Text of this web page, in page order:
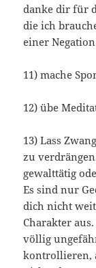
danke dir für
die ich
einer
11) mache
12) übe
13) Lass
zu
gewalttätig
Es sind nur
dich nicht
Charakter
völlig
kontrollieren,